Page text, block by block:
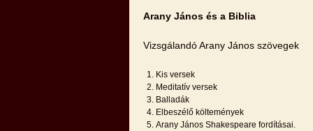
Arany János és a Biblia
Vizsgálandó Arany János szövegek
Kis versek
Meditatív versek
Balladák
Elbeszélő költemények
Arany János Shakespeare fordításai.